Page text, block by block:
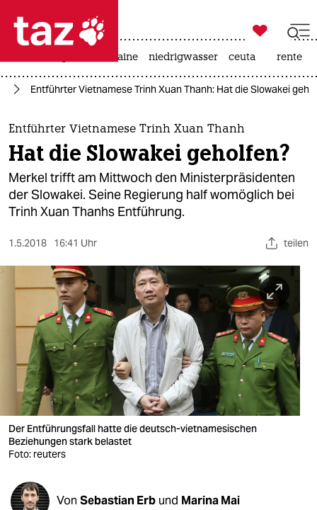
 taz zahl ich
taz zahl ich
themen
politik
öko
sport
berlin
nord
wahrheit
verlag
verlag
shop

taz zahl ich
krieg in der ukraine niedrigwasser ceuta rente
Entführter Vietnamese Trinh Xuan Thanh: Hat die Slowakei
Entführter Vietnamese Trinh Xuan Thanh
Hat die Slowakei geholfen?
Merkel trifft am Mittwoch den Ministerpräsidenten
der Slowakei. Seine Regierung half womöglich bei
Trinh Xuan Thanhs Entführung.
1.5.2018 16:41 Uhr teilen
Der Entführungsfall hatte die deutsch-vietnamesischen
Beziehungen stark belastet
Foto: reuters
Von Sebastian Erb und Marina Mai